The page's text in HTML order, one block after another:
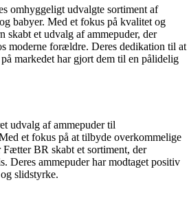
omhyggeligt udvalgte sortiment af
babyer. Med et fokus på kvalitet og
et udvalg af ammepuder, der
moderne forældre. Deres dedikation til at
markedet har gjort dem til en pålidelig
udvalg af ammepuder til
et fokus på at tilbyde overkommelige
BR skabt et sortiment, der
Deres ammepuder har modtaget positiv
slidstyrke.